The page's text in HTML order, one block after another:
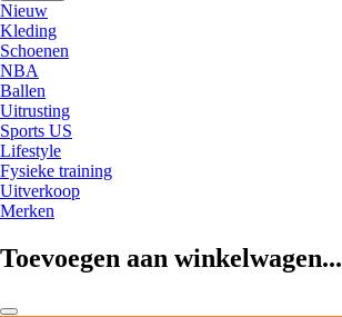
Nieuw
Kleding
Schoenen
NBA
Ballen
Uitrusting
Sports US
Lifestyle
Fysieke training
Uitverkoop
Merken
Toevoegen aan winkelwagen...